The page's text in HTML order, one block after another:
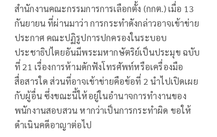
สำนักงานคณะกรรมการการเลือกตั้ง (กกต.) เมื่อ 13
กันยายน ที่ผ่านมาว่า การกระทำดังกล่าวอาจเข้าข่าย
ประกาศ คณะปฏิรูปการปกครองในระบอบ
ประชาธิปไตยอันมีพระมหากษัตริย์เป็นประมุข ฉบับ
ที่ 21 เรื่องการห้ามดักฟังโทรศัพท์หรือเครื่องมือ
สื่อสารใด ส่วนที่อาจเข้าข่ายคือข้อที่ 2 นำไปเปิดเผย
กับผู้อื่น ซึ่งขณะนี้ให้อยู่ในอำนาจการทำงานของ
พนักงานสอบสวน หากว่าเป็นการกระทำผิด ขอให้
ดำเนินคดีอาญาต่อไป